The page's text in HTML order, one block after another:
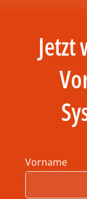
Vorname
Jetzt